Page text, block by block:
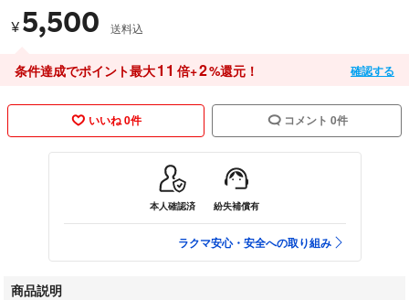
¥ 5,500 送料込
条件達成でポイント最大11 倍+2%還元！ 確認する
いいね 0件 コメント 0件
本人確認済 紛失補償有
ラクマ安心・安全への取り組み
商品説明